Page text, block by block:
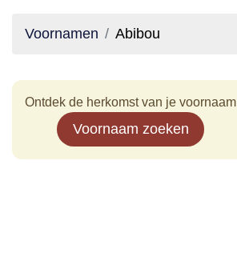
Voornamen Abibou
Ontdek de herkomst van je voornaam
Voornaam zoeken